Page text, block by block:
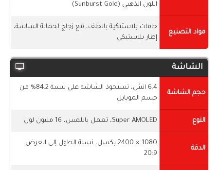
اللون الذهبي (Sunburst Gold)
مواد التصنيع
خامات بلاستيكية بالخلف، مع زجاج لحماية الشاشة،
إطار بلاستيكي
الشاشة
حجم الشاشة
6.4 انش، تستحوذ الشاشة على نسبة 84.2% من
جسم الموبايل
النوع Super AMOLED، تعمل باللمس، 16 مليون لون
الدقة
1080 × 2400 بكسل، نسبة الطول إلى العرض
20:9